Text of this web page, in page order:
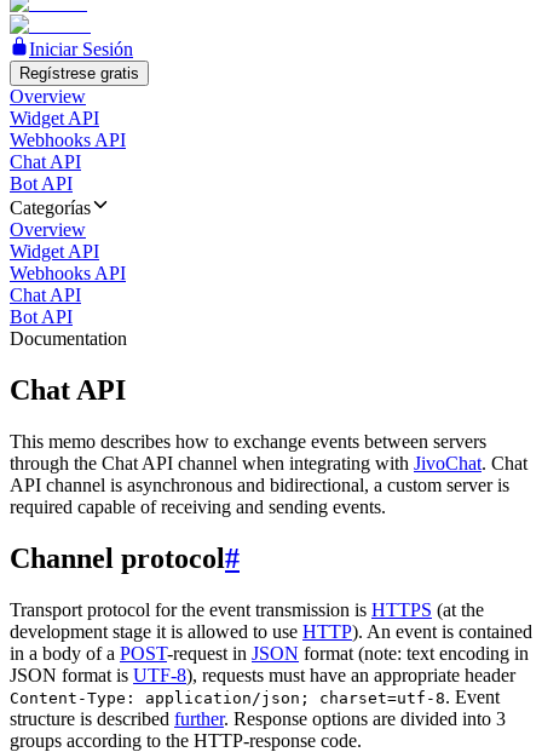
Iniciar Sesión
Regístrese gratis
Overview
Widget API
Webhooks API
Chat API
Bot API
Categorías
Overview
Widget API
Webhooks API
Chat API
Bot API
Documentation
Chat API
This memo describes how to exchange events between servers
through the Chat API channel when integrating with JivoChat. Chat
API channel is asynchronous and bidirectional, a custom server is
required capable of receiving and sending events.
Channel protocol#
Transport protocol for the event transmission is HTTPS (at the
development stage it is allowed to use HTTP). An event is contained
in a body of a POST-request in JSON format (note: text encoding in
JSON format is UTF-8), requests must have an appropriate header
Content-Type: application/json; charset=utf-8. Event
structure is described further. Response options are divided into 3
groups according to the HTTP-response code.